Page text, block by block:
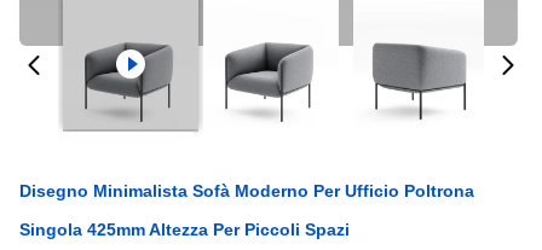
Disegno Minimalista Sofà Moderno Per Ufficio Poltrona
Singola 425mm Altezza Per Piccoli Spazi